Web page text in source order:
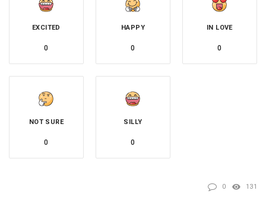
EXCITED
0
HAPPY
0
IN LOVE
0
NOT SURE
0
SILLY
0
0 131